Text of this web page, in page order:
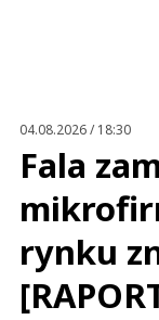
04.08.2026 / 18:30
Fala
rynku